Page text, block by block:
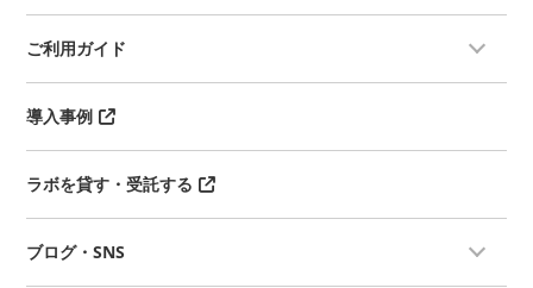
ご利用ガイド
導入事例
ラボを貸す・受託する
ブログ・SNS